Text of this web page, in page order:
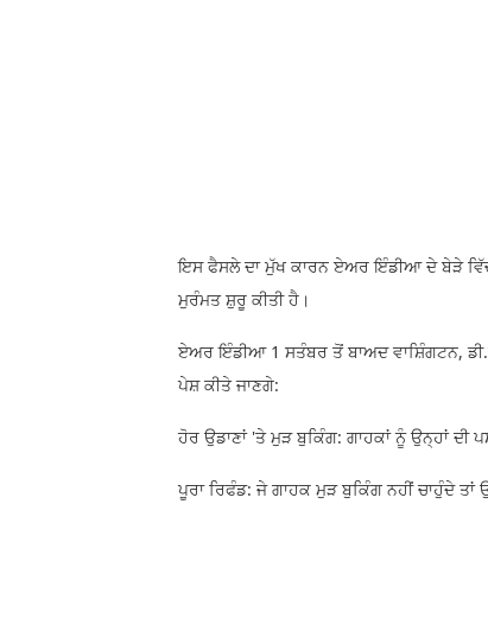
ਇਸ ਫੈਸਲੇ ਦਾ ਮੁੱਖ ਕਾਰਨ ਏਅਰ ਇੰਡੀਆ ਦੇ ਬੇੜੇ
ਮੁਰੰਮਤ ਸ਼ੁਰੂ ਕੀਤੀ ਹੈ।
ਏਅਰ ਇੰਡੀਆ 1 ਸਤੰਬਰ ਤੋਂ ਬਾਅਦ ਵਾਸ਼ਿੰਗਟਨ,
ਪੇਸ਼ ਕੀਤੇ ਜਾਣਗੇ:
ਹੋਰ ਉਡਾਣਾਂ 'ਤੇ ਮੁੜ ਬੁਕਿੰਗ: ਗਾਹਕਾਂ ਨੂੰ ਉਨ੍ਹਾਂ ਦੀ
ਪੂਰਾ ਰਿਫੰਡ: ਜੇ ਗਾਹਕ ਮੁੜ ਬੁਕਿੰਗ ਨਹੀਂ ਚਾਹੁੰਦੇ ਤਾਂ